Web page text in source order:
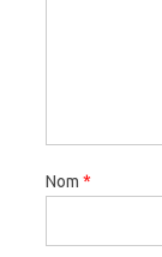
Nom *